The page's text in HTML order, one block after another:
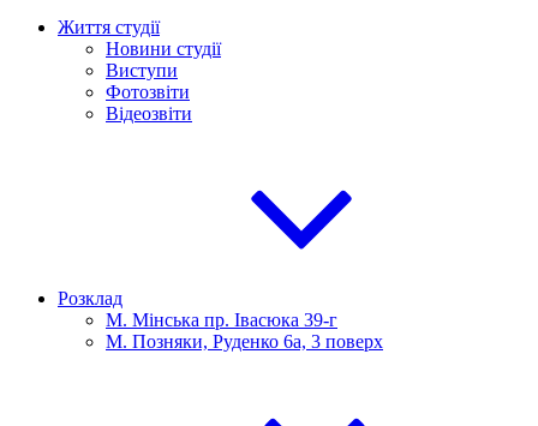
Життя студії
Новини студії
Виступи
Фотозвіти
Відеозвіти
Розклад
М. Мінська пр. Івасюка 39-г
М. Позняки, Руденко 6а, 3 поверх